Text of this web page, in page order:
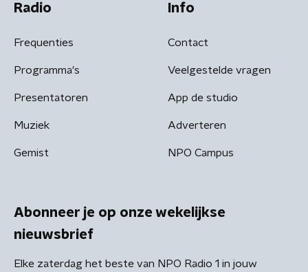
Radio
Frequenties
Programma's
Presentatoren
Muziek
Gemist
Info
Contact
Veelgestelde vragen
App de studio
Adverteren
NPO Campus
Abonneer je op onze wekelijkse
nieuwsbrief
Elke zaterdag het beste van NPO Radio 1 in jouw